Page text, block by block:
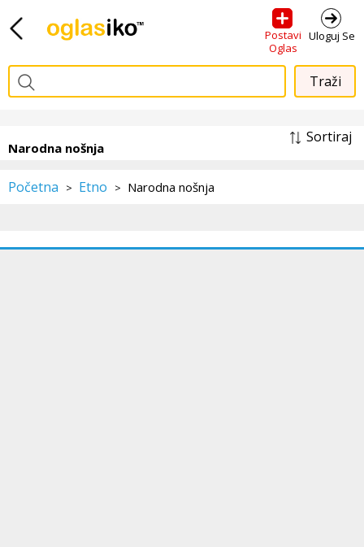
Postavi
Oglas
Uloguj Se
Sortiraj
Narodna nošnja
Početna > Etno > Narodna nošnja